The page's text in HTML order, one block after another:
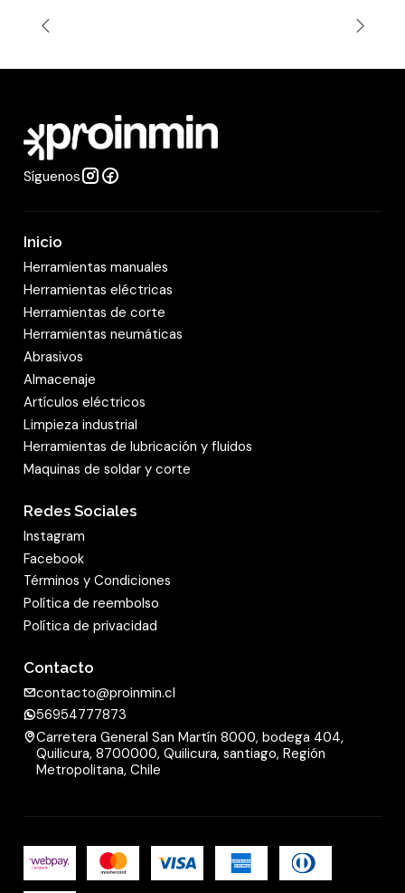
d
Síguenos
Inicio
Herramientas manuales
Herramientas eléctricas
Herramientas de corte
Herramientas neumáticas
Abrasivos
Almacenaje
Artículos eléctricos
Limpieza industrial
Herramientas de lubricación y fluidos
Maquinas de soldar y corte
Redes Sociales
Instagram
Facebook
Términos y Condiciones
Política de reembolso
Política de privacidad
Contacto
contacto@proinmin.cl
56954777873
Carretera General San Martín 8000, bodega 404,
Quilicura, 8700000, Quilicura, santiago, Región
Metropolitana, Chile